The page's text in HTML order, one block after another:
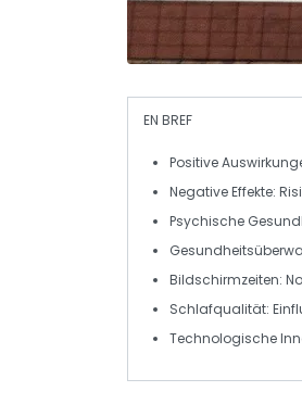
EN BREF
Positive
Negative Effekte:
Psychische
Bildschirmzeiten:
Schlafqualität:
Technologische